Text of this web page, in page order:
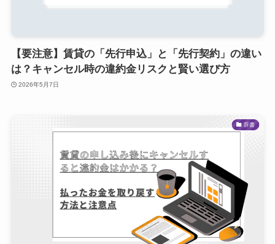
【要注意】賃貸の「先行申込」と「先行契約」の違い
は？キャンセル時の違約金リスクと賢い選び方
2026年5月7日
辞書